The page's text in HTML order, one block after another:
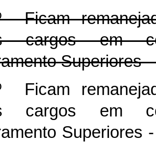
Ficam
cargos em
Superiores
Ficam
cargos em
Superiores